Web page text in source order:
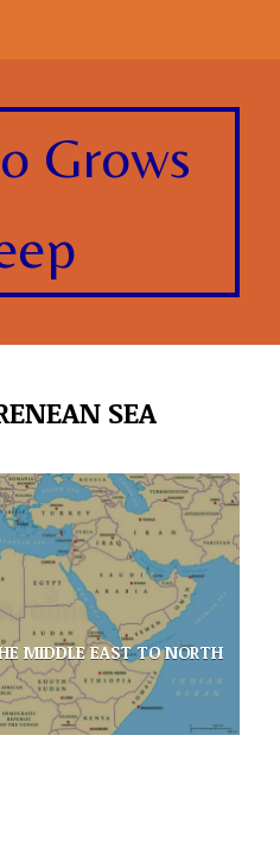
Grows
SEA
MIDDLE EAST TO NORTH